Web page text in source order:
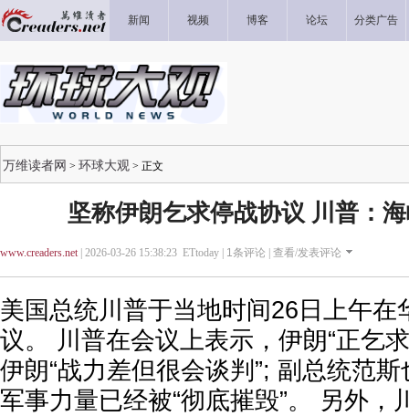
新闻 视频 博客 论坛 分类广告
万维读者网 > 环球大观 > 正文
坚称伊朗乞求停战协议 川普：
www.creaders.net| 2026-03-26 15:38:23 ETtoday | 1条评论 | 查看/发表评论
美国总统川普于当地时间26日上午在
议。 川普在会议上表示，伊朗“正乞
伊朗“战力差但很会谈判”; 副总统范
军事力量已经被“彻底摧毁”。 另外，